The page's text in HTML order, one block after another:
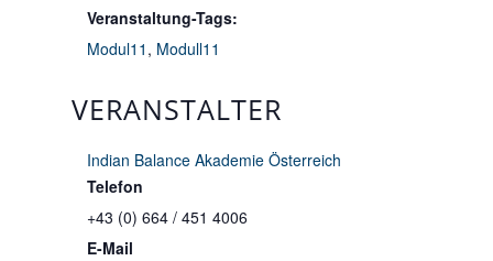
Veranstaltung-Tags:
Modul11 , Modull11
VERANSTALTER
Indian Balance Akademie Österreich
Telefon
+43 (0) 664 / 451 4006
E-Mail